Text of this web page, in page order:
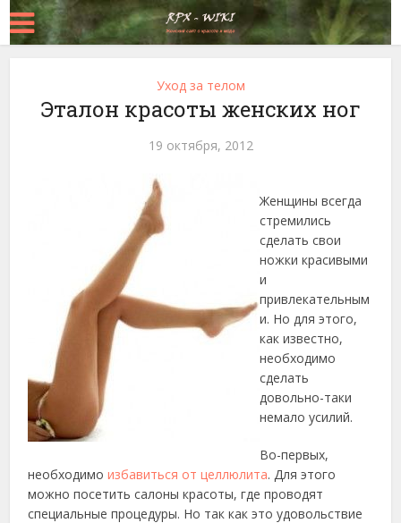
Уход за телом
Эталон красоты женских ног
19 октября, 2012
Женщины всегда
стремились
сделать свои
ножки красивыми
и
привлекательным
и. Но для этого,
как известно,
необходимо
сделать
довольно-таки
немало усилий.
Во-первых,
необходимоизбавиться от целлюлита. Для этого
можно посетить салоны красоты, где проводят
специальные процедуры. Но так как это удовольствие